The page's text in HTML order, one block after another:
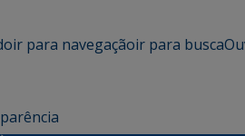
ir para navegaçãoir para busca